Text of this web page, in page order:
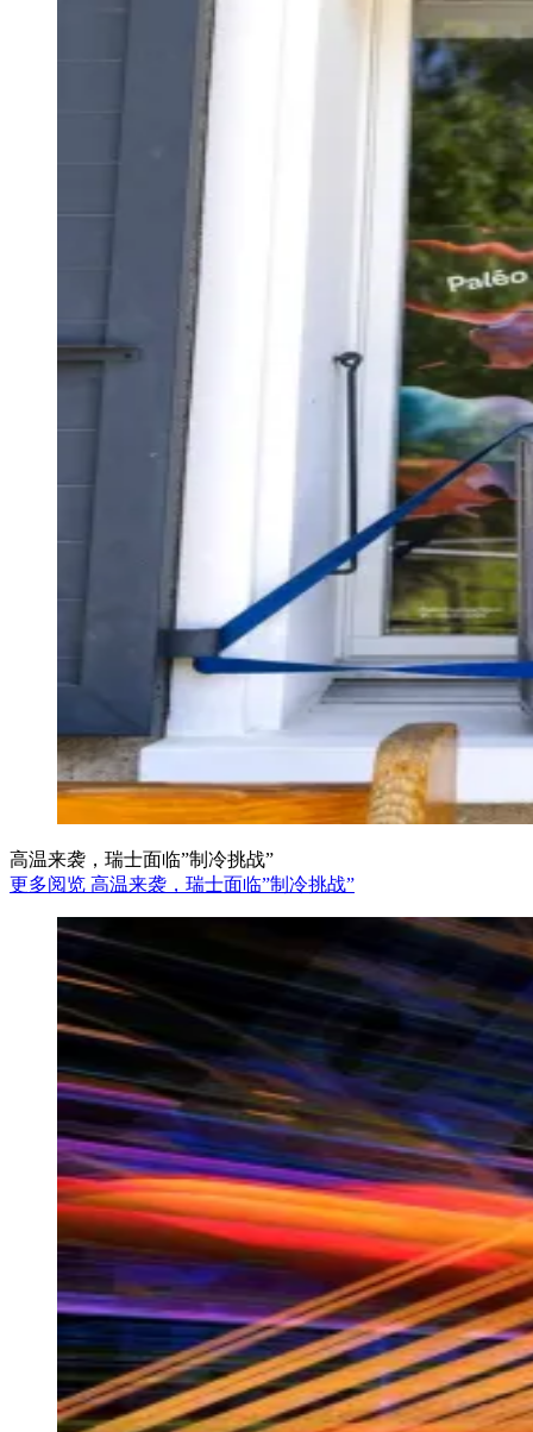
高温来袭，瑞士面临”制冷挑战”
更多阅览 高温来袭，瑞士面临”制冷挑战”